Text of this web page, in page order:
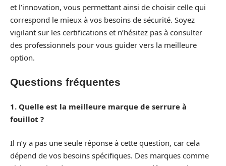
et l’innovation, vous permettant ainsi de choisir celle qui
correspond le mieux à vos besoins de sécurité. Soyez
vigilant sur les certifications et n’hésitez pas à consulter
des professionnels pour vous guider vers la meilleure
option.
Questions fréquentes
1. Quelle est la meilleure marque de serrure à
fouillot ?
Il n’y a pas une seule réponse à cette question, car cela
dépend de vos besoins spécifiques. Des marques comme